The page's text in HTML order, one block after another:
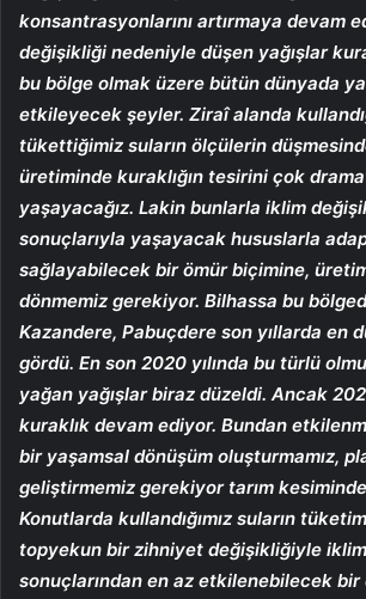
konsantrasyonlarını artırmaya devam
değişikliği nedeniyle düşen yağışlar
bu bölge olmak üzere bütün dünyada
etkileyecek şeyler. Ziraî alanda
tükettiğimiz suların ölçülerin
üretiminde kuraklığın tesirini çok
yaşayacağız. Lakin bunlarla iklim
sonuçlarıyla yaşayacak hususlarla
sağlayabilecek bir ömür biçimine,
dönmemiz gerekiyor. Bilhassa bu
Kazandere, Pabuçdere son yıllarda en
gördü. En son 2020 yılında bu türlü
yağan yağışlar biraz düzeldi. Ancak
kuraklık devam ediyor. Bundan
bir yaşamsal dönüşüm oluşturmamız,
geliştirmemiz gerekiyor tarım
Konutlarda kullandığımız suların
topyekun bir zihniyet değişikliğiyle
sonuçlarından en az etkilenebilecek bir